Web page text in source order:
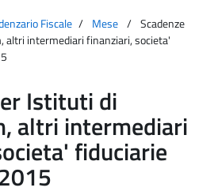
Fiscale Mese
Scadenze
altri intermediari finanziari, societa'
Istituti di
altri intermediari
fiduciarie